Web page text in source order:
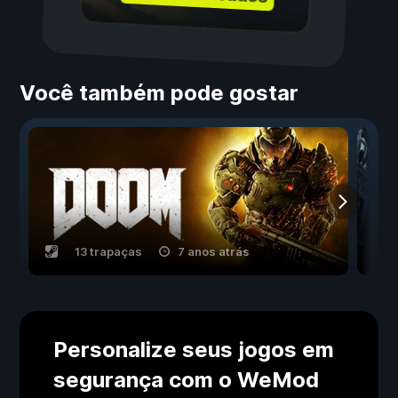
Você também pode gostar
13 trapaças 7 anos atrás
Personalize seus jogos em
segurança com o WeMod